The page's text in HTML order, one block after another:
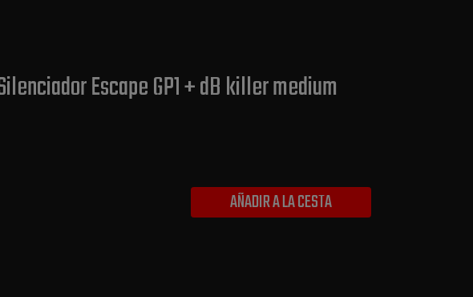
Escape GP1 + dB killer medium
AÑADIR A LA CESTA